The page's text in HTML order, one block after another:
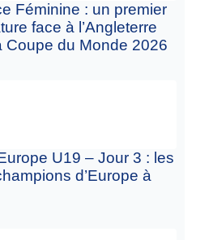
Féminine : un premier
face à l’Angleterre
Coupe du Monde 2026
U19 – Jour 3 : les
d’Europe à